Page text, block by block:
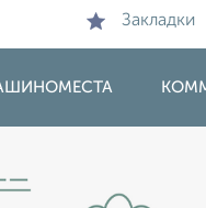
Закладки